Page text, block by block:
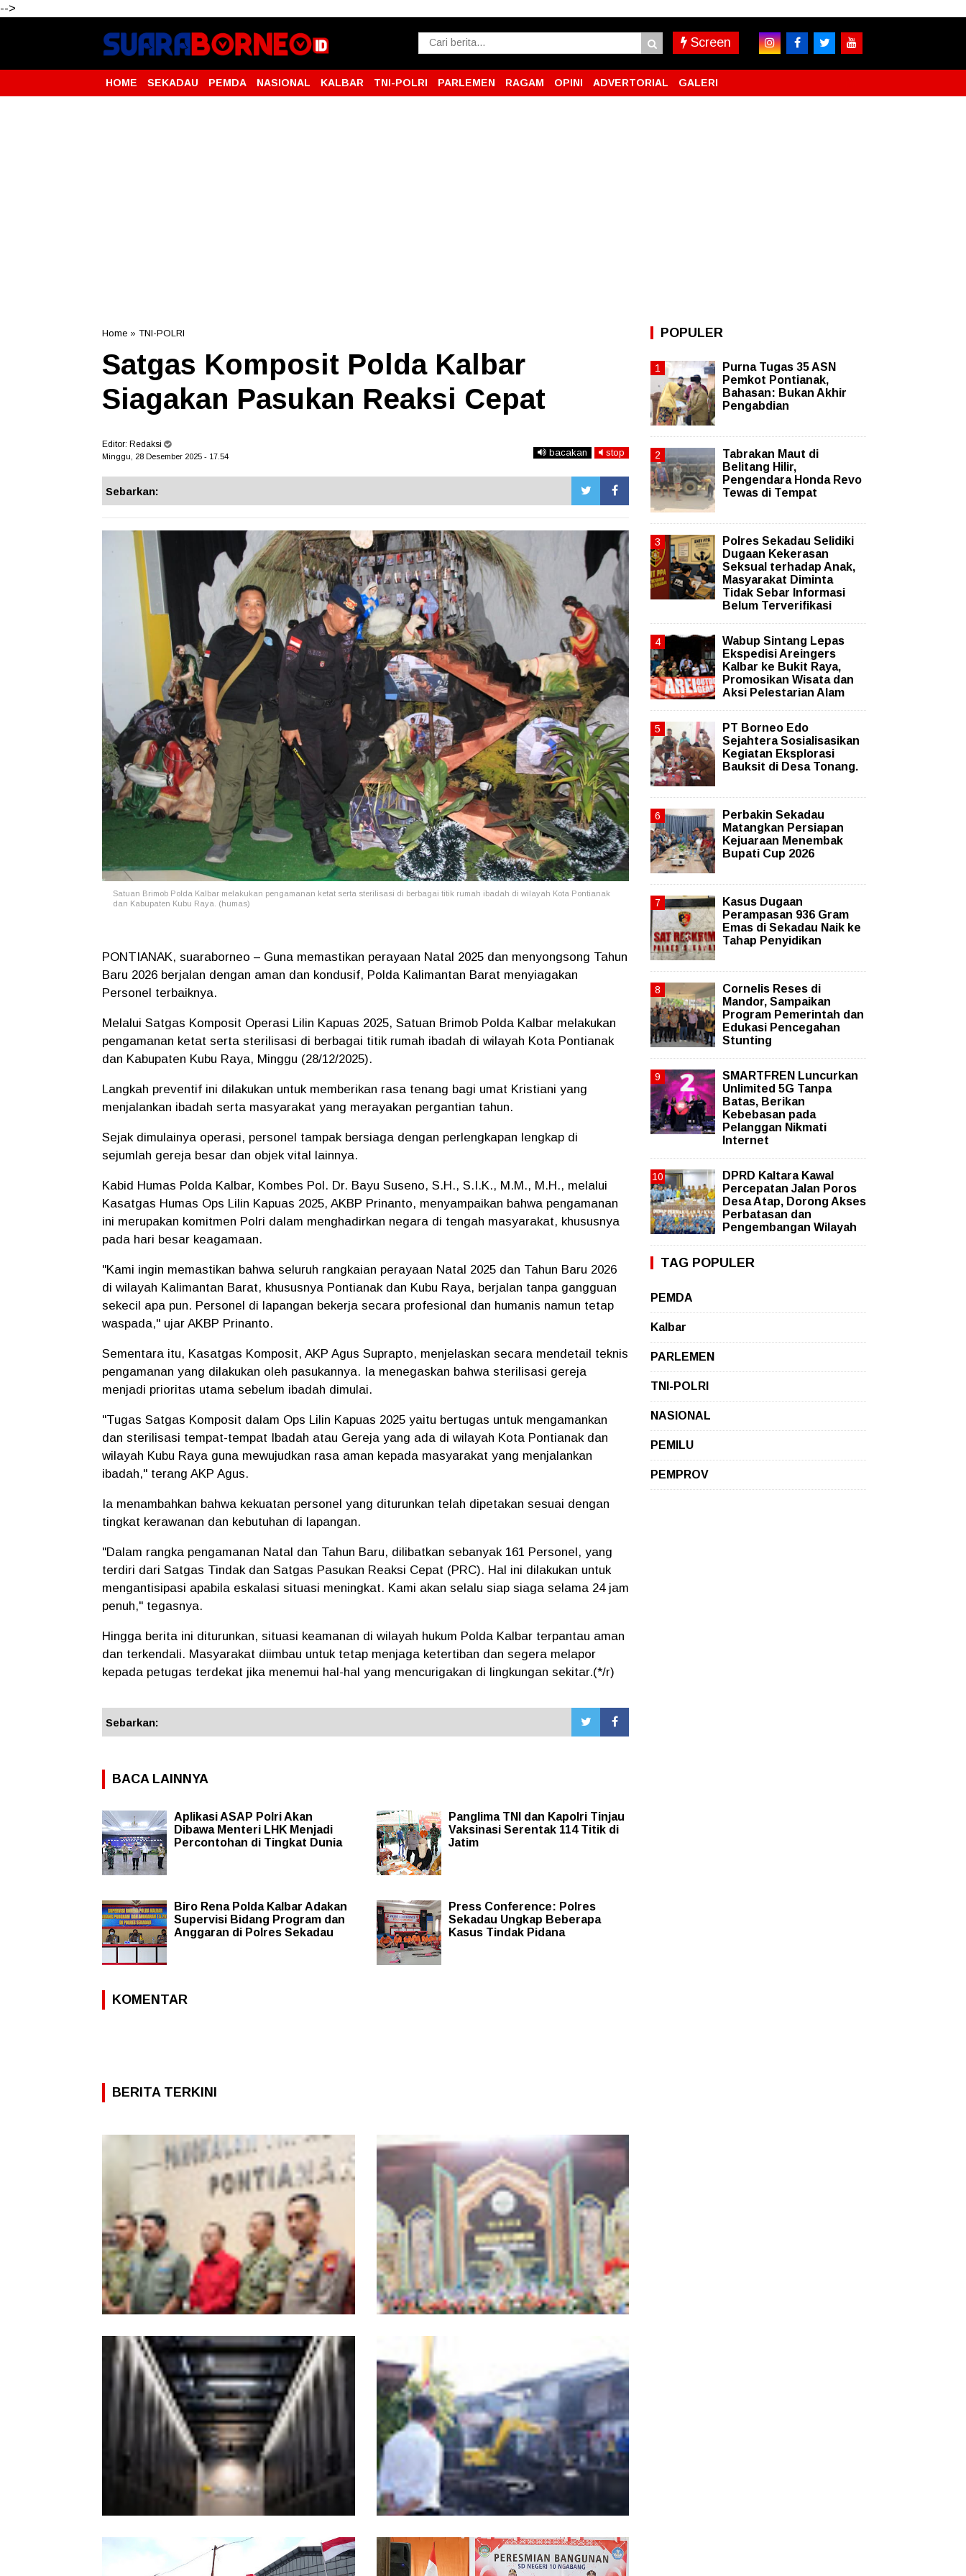
-->
Screen
HOME SEKADAU PEMDA NASIONAL KALBAR TNI-POLRI PARLEMEN RAGAM OPINI ADVERTORIAL GALERI
Home » TNI-POLRI
Satgas Komposit Polda Kalbar
Siagakan Pasukan Reaksi Cepat
Editor: Redaksi
Minggu, 28 Desember 2025 - 17.54 bacakan stop
Sebarkan:
Satuan Brimob Polda Kalbar melakukan pengamanan ketat serta sterilisasi di berbagai titik rumah ibadah di wilayah Kota Pontianak
dan Kabupaten Kubu Raya. (humas)
PONTIANAK, suaraborneo – Guna memastikan perayaan Natal 2025 dan menyongsong Tahun
Baru 2026 berjalan dengan aman dan kondusif, Polda Kalimantan Barat menyiagakan
Personel terbaiknya.
Melalui Satgas Komposit Operasi Lilin Kapuas 2025, Satuan Brimob Polda Kalbar melakukan
pengamanan ketat serta sterilisasi di berbagai titik rumah ibadah di wilayah Kota Pontianak
dan Kabupaten Kubu Raya, Minggu (28/12/2025).
​Langkah preventif ini dilakukan untuk memberikan rasa tenang bagi umat Kristiani yang
menjalankan ibadah serta masyarakat yang merayakan pergantian tahun.
Sejak dimulainya operasi, personel tampak bersiaga dengan perlengkapan lengkap di
sejumlah gereja besar dan objek vital lainnya.
​Kabid Humas Polda Kalbar, Kombes Pol. Dr. Bayu Suseno, S.H., S.I.K., M.M., M.H., melalui
Kasatgas Humas Ops Lilin Kapuas 2025, AKBP Prinanto, menyampaikan bahwa pengamanan
ini merupakan komitmen Polri dalam menghadirkan negara di tengah masyarakat, khususnya
pada hari besar keagamaan.
​"Kami ingin memastikan bahwa seluruh rangkaian perayaan Natal 2025 dan Tahun Baru 2026
di wilayah Kalimantan Barat, khususnya Pontianak dan Kubu Raya, berjalan tanpa gangguan
sekecil apa pun. Personel di lapangan bekerja secara profesional dan humanis namun tetap
waspada," ujar AKBP Prinanto.
​Sementara itu, Kasatgas Komposit, AKP Agus Suprapto, menjelaskan secara mendetail teknis
pengamanan yang dilakukan oleh pasukannya. Ia menegaskan bahwa sterilisasi gereja
menjadi prioritas utama sebelum ibadah dimulai.
​"Tugas Satgas Komposit dalam Ops Lilin Kapuas 2025 yaitu bertugas untuk mengamankan
dan sterilisasi tempat-tempat Ibadah atau Gereja yang ada di wilayah Kota Pontianak dan
wilayah Kubu Raya guna mewujudkan rasa aman kepada masyarakat yang menjalankan
ibadah," terang AKP Agus.
​Ia menambahkan bahwa kekuatan personel yang diturunkan telah dipetakan sesuai dengan
tingkat kerawanan dan kebutuhan di lapangan.
​"Dalam rangka pengamanan Natal dan Tahun Baru, dilibatkan sebanyak 161 Personel, yang
terdiri dari Satgas Tindak dan Satgas Pasukan Reaksi Cepat (PRC). Hal ini dilakukan untuk
mengantisipasi apabila eskalasi situasi meningkat. Kami akan selalu siap siaga selama 24 jam
penuh," tegasnya.
​Hingga berita ini diturunkan, situasi keamanan di wilayah hukum Polda Kalbar terpantau aman
dan terkendali. Masyarakat diimbau untuk tetap menjaga ketertiban dan segera melapor
kepada petugas terdekat jika menemui hal-hal yang mencurigakan di lingkungan sekitar.(*/r)
Sebarkan:
BACA LAINNYA
Aplikasi ASAP Polri Akan
Dibawa Menteri LHK Menjadi
Percontohan di Tingkat Dunia
Panglima TNI dan Kapolri Tinjau
Vaksinasi Serentak 114 Titik di
Jatim
Biro Rena Polda Kalbar Adakan
Supervisi Bidang Program dan
Anggaran di Polres Sekadau
Press Conference: Polres
Sekadau Ungkap Beberapa
Kasus Tindak Pidana
KOMENTAR
BERITA TERKINI
Kesiapsiagaan Total Pemprov Kalbar
Hadapi Karhutla
19 Kafilah Pontianak Melaju ke Final MTQ
Kalbar ke-34
POPULER
Purna Tugas 35 ASN
Pemkot Pontianak,
Bahasan: Bukan Akhir
Pengabdian
Tabrakan Maut di
Belitang Hilir,
Pengendara Honda Revo
Tewas di Tempat
Polres Sekadau Selidiki
Dugaan Kekerasan
Seksual terhadap Anak,
Masyarakat Diminta
Tidak Sebar Informasi
Belum Terverifikasi
Wabup Sintang Lepas
Ekspedisi Areingers
Kalbar ke Bukit Raya,
Promosikan Wisata dan
Aksi Pelestarian Alam
PT Borneo Edo
Sejahtera Sosialisasikan
Kegiatan Eksplorasi
Bauksit di Desa Tonang.
Perbakin Sekadau
Matangkan Persiapan
Kejuaraan Menembak
Bupati Cup 2026
Kasus Dugaan
Perampasan 936 Gram
Emas di Sekadau Naik ke
Tahap Penyidikan
Cornelis Reses di
Mandor, Sampaikan
Program Pemerintah dan
Edukasi Pencegahan
Stunting
SMARTFREN Luncurkan
Unlimited 5G Tanpa
Batas, Berikan
Kebebasan pada
Pelanggan Nikmati
Internet
DPRD Kaltara Kawal
Percepatan Jalan Poros
Desa Atap, Dorong Akses
Perbatasan dan
Pengembangan Wilayah
TAG POPULER
PEMDA
Kalbar
PARLEMEN
TNI-POLRI
NASIONAL
PEMILU
PEMPROV